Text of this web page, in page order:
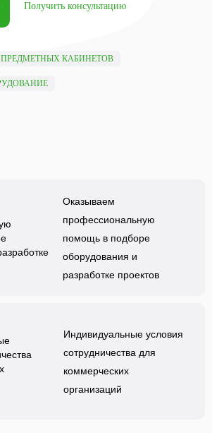
КАБИНЕТОВ
Получить консультацию
Оказываем
профессиональную
помощь в подборе
оборудования и
разработке проектов
Индивидуальные условия
сотрудничества для
коммерческих
организаций